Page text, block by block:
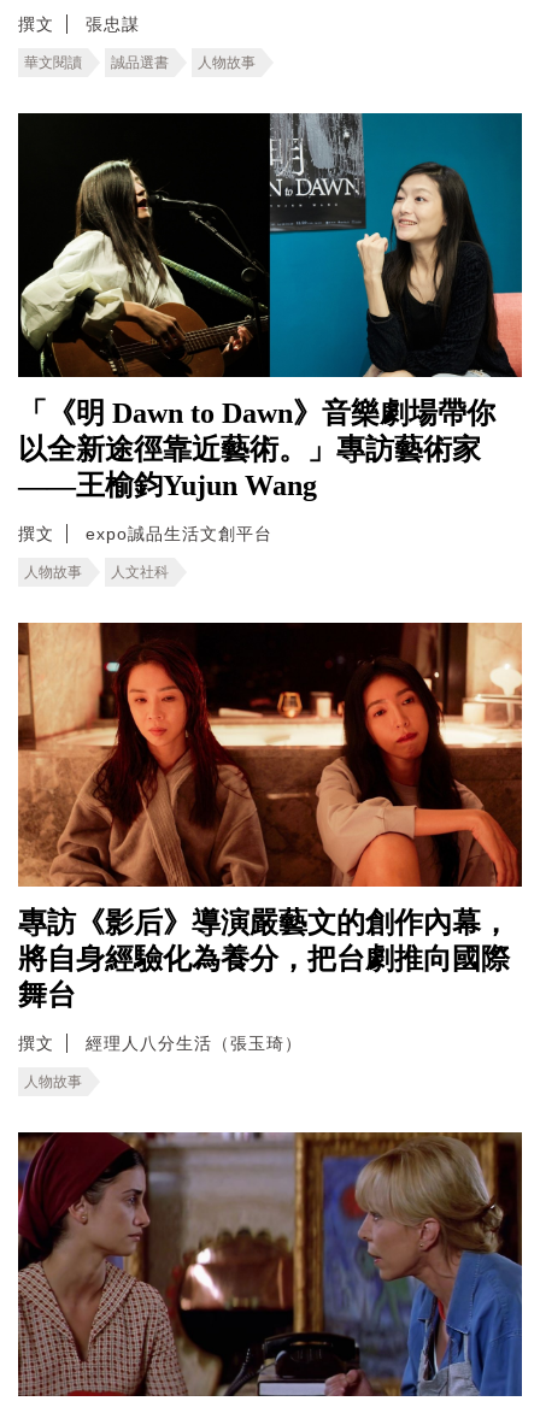
撰文 張忠謀
華文閱讀 誠品選書 人物故事
「《明 Dawn to Dawn》音樂劇場帶你
以全新途徑靠近藝術。」專訪藝術家
——王榆鈞Yujun Wang
撰文 expo誠品生活文創平台
人物故事 人文社科
專訪《影后》導演嚴藝文的創作內幕，
將自身經驗化為養分，把台劇推向國際
舞台
撰文 經理人八分生活（張玉琦）
人物故事